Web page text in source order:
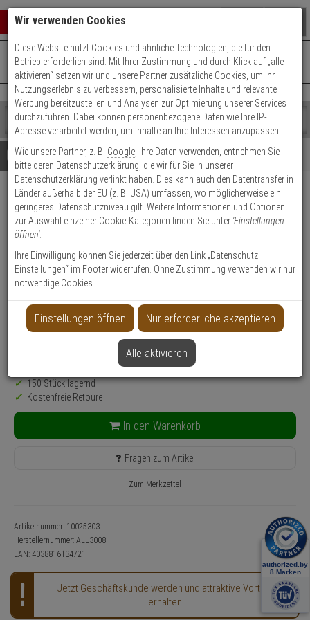
Warenkorb schließen
0 ARTIKEL IM WARENKORB
Ihr Warenkorb ist momentan leer.
Ergebnisse ()
Fertig
Shop
durchsuchen
Bitte
geben
Sie
mindestens
Zeichen
ein,
um
Suche
Es
wurde
noch
Kategorien
Suche
gestartet
+49 (0)821 899 493-0Mo. - Do.: 8:00 - 16:30 | Fr.: 8:00 - 14:00 Uhr
Kontaktservice nutzen
Details Beratung
ALLNET ALL3008
Temperaturfühler
Produktmerkmale
Datenblatt drucken
Produktinformationen
25,35 €
Lieferzeit: 1-2 Werktage**
150 Stück lagernd
Kostenfreie Retoure
In den Warenkorb
Fragen zum Artikel
Zum Merkzettel
Artikelnummer: 10025303
Herstellernummer: ALL3008
EAN: 4038816134721
Jetzt Geschäftskunde werden und attraktive Vorteile
erhalten.
Wir verwenden Cookies
Diese Website nutzt Cookies und ähnliche Technologien, die für den
Betrieb erforderlich sind. Mit Ihrer Zustimmung und durch Klick auf „alle
aktivieren“ setzen wir und unsere Partner zusätzliche Cookies, um Ihr
Nutzungserlebnis zu verbessern, personalisierte Inhalte und relevante
Werbung bereitzustellen und Analysen zur Optimierung unserer Services
durchzuführen. Dabei können personenbezogene Daten wie Ihre IP-
Adresse verarbeitet werden, um Inhalte an Ihre Interessen anzupassen.
Wie unsere Partner, z. B. Google , Ihre Daten verwenden, entnehmen Sie
bitte deren Datenschutzerklärung, die wir für Sie in unserer
Datenschutzerklärung verlinkt haben. Dies kann auch den Datentransfer in
Länder außerhalb der EU (z. B. USA) umfassen, wo möglicherweise ein
geringeres Datenschutzniveau gilt. Weitere Informationen und Optionen
zur Auswahl einzelner Cookie-Kategorien finden Sie unter 'Einstellungen
öffnen'.
Ihre Einwilligung können Sie jederzeit über den Link „Datenschutz
Einstellungen“ im Footer widerrufen. Ohne Zustimmung verwenden wir nur
notwendige Cookies.
Einstellungen öffnen Nur erforderliche akzeptieren
Alle aktivieren